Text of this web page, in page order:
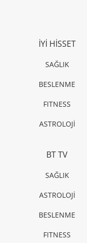
İYİ HİSSET
SAĞLIK
BESLENME
FITNESS
ASTROLOJİ
BT TV
SAĞLIK
ASTROLOJİ
BESLENME
FITNESS